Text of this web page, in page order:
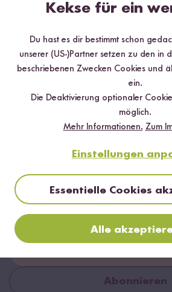
Jetzt zum
Sichere dir bis zu15 %
erste Bestellung. Hierbei gilt: Je voller
Abonnieren
Kekse für ein
Du hast es dir bestimmt schon
unserer (US-)Partner setzen zu den in
beschriebenen Zwecken Cookies und
ein.
Die Deaktivierung optionaler
möglich.
Mehr Informationen. Zum
Einstellungen
Essentielle Cookies
Alle